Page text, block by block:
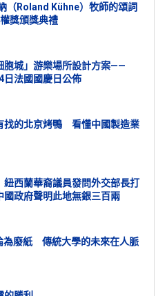
（Roland Kühne）牧師的頌詞
獎頒獎典禮
胞城」游樂場所設計方案——
日法國國慶日公佈
找的北京烤鴨 看懂中國製造業
紐西蘭華裔議員發問外交部長打
國政府聲明此地無銀三百兩
為廢紙 傳統大學的未來在人脈